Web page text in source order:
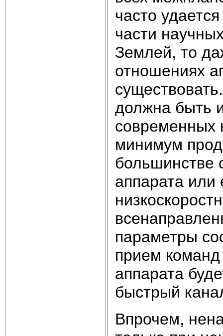
часто
части
Землей, то
отношениях
должна быть
современных
минимум
большинстве
аппарата или
параметры
прием команд
аппарата
быстрый
Впрочем,